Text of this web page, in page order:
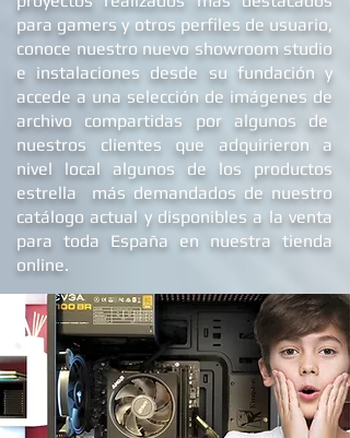
Descubre nuestro portfolio de
proyectos realizados más destacados
para gamers y otros perfiles de usuario,
conoce nuestro nuevo showroom studio
einstalacionesdesde su fundación y
accede a una selección de imágenes de
archivo compartidas por algunos de
nuestros clientes que adquirieron a
nivel local algunos de los productos
estrella más demandados de nuestro
catálogo actual y disponibles a la venta
para toda España en nuestra tienda
online.